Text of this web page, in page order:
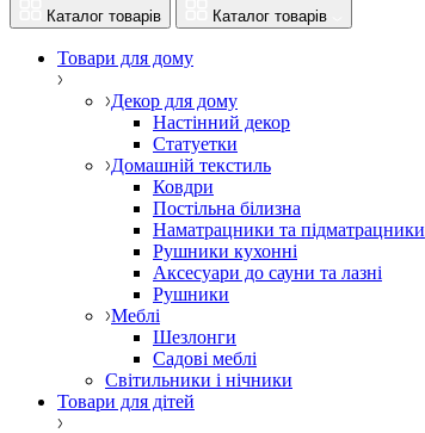
Каталог товарів Каталог товарів
Товари для дому
Декор для дому
Настінний декор
Статуетки
Домашній текстиль
Ковдри
Постільна білизна
Наматрацники та підматрацники
Рушники кухонні
Аксесуари до сауни та лазні
Рушники
Меблі
Шезлонги
Садові меблі
Світильники і нічники
Товари для дітей